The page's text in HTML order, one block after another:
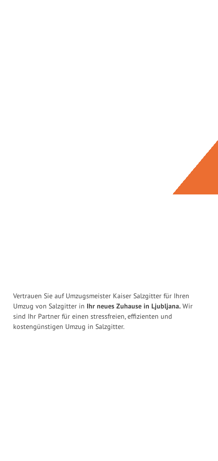
Vertrauen Sie auf Umzugsmeister Kaiser Salzgitter für Ihren
Umzug von Salzgitter in Ihr neues Zuhause in Ljubljana. Wir
sind Ihr Partner für einen stressfreien, effizienten und
kostengünstigen Umzug in Salzgitter.